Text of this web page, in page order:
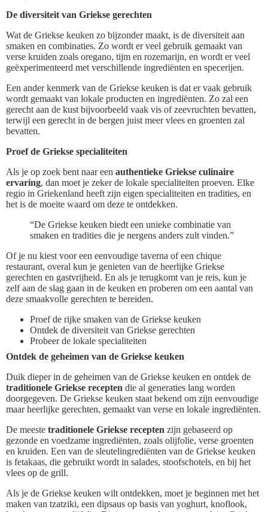
De diversiteit van Griekse gerechten
Wat de Griekse keuken zo bijzonder maakt, is de diversiteit aan
smaken en combinaties. Zo wordt er veel gebruik gemaakt van
verse kruiden zoals oregano, tijm en rozemarijn, en wordt er veel
geëxperimenteerd met verschillende ingrediënten en specerijen.
Een ander kenmerk van de Griekse keuken is dat er vaak gebruik
wordt gemaakt van lokale producten en ingrediënten. Zo zal een
gerecht aan de kust bijvoorbeeld vaak vis of zeevruchten bevatten,
terwijl een gerecht in de bergen juist meer vlees en groenten zal
bevatten.
Proef de Griekse specialiteiten
Als je op zoek bent naar een authentieke Griekse culinaire
ervaring, dan moet je zeker de lokale specialiteiten proeven. Elke
regio in Griekenland heeft zijn eigen specialiteiten en tradities, en
het is de moeite waard om deze te ontdekken.
“De Griekse keuken biedt een unieke combinatie van
smaken en tradities die je nergens anders zult vinden.”
Of je nu kiest voor een eenvoudige taverna of een chique
restaurant, overal kun je genieten van de heerlijke Griekse
gerechten en gastvrijheid. En als je terugkomt van je reis, kun je
zelf aan de slag gaan in de keuken en proberen om een aantal van
deze smaakvolle gerechten te bereiden.
Proef de rijke smaken van de Griekse keuken
Ontdek de diversiteit van Griekse gerechten
Probeer de lokale specialiteiten
Ontdek de geheimen van de Griekse keuken
Duik dieper in de geheimen van de Griekse keuken en ontdek de
traditionele Griekse recepten die al generaties lang worden
doorgegeven. De Griekse keuken staat bekend om zijn eenvoudige
maar heerlijke gerechten, gemaakt van verse en lokale ingrediënten.
De meeste traditionele Griekse recepten zijn gebaseerd op
gezonde en voedzame ingrediënten, zoals olijfolie, verse groenten
en kruiden. Een van de sleutelingrediënten van de Griekse keuken
is fetakaas, die gebruikt wordt in salades, stoofschotels, en bij het
vlees op de grill.
Als je de Griekse keuken wilt ontdekken, moet je beginnen met het
maken van tzatziki, een dipsaus op basis van yoghurt, knoflook,